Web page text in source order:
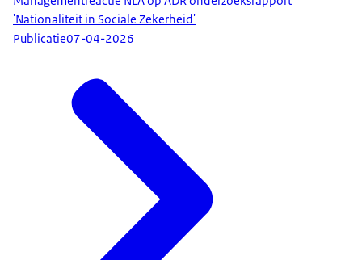
'Nationaliteit in Sociale Zekerheid'
Publicatie07-04-2026